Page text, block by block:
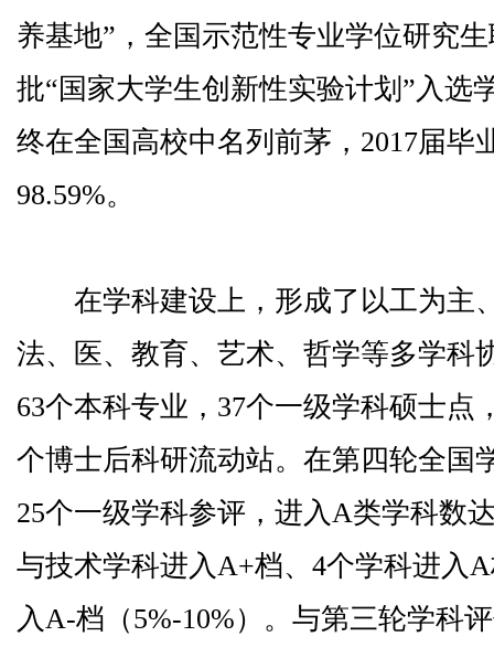
养基地”，全国示范性专业学位研究
批“国家大学生创新性实验计划”入选
终在全国高校中名列前茅，2017届毕
98.59%。
在学科建设上，形成了以工为主
法、医、教育、艺术、哲学等多学科
63个本科专业，37个一级学科硕士点
个博士后科研流动站。在第四轮全国
25个一级学科参评，进入A类学科数
与技术学科进入A+档、4个学科进入
入A-档（5%-10%）。与第三轮学科